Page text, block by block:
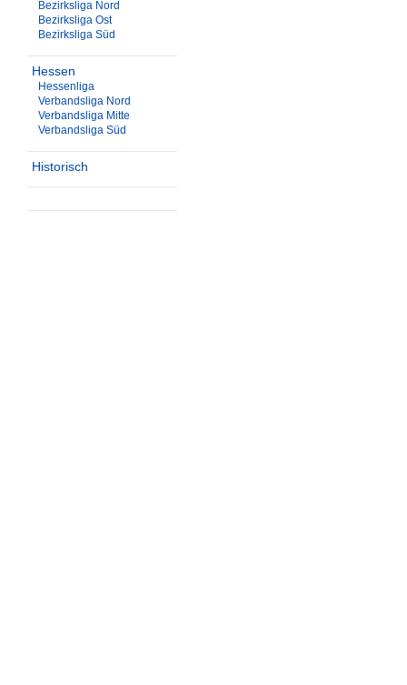
Bezirksliga Nord
Bezirksliga Ost
Bezirksliga Süd
Hessen
Hessenliga
Verbandsliga Nord
Verbandsliga Mitte
Verbandsliga Süd
Historisch